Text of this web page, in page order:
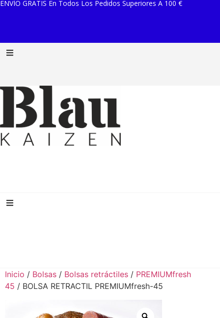
ENVÍO GRATIS En Todos Los Pedidos Superiores A 100 €
Inicio / Bolsas / Bolsas retráctiles / PREMIUMfresh
45 / BOLSA RETRACTIL PREMIUMfresh-45